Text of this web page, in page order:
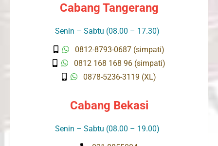
Cabang Tangerang
Senin – Sabtu (08.00 – 17.30)
0812-8793-0687 (simpati)
0812 168 168 96 (simpati)
0878-5236-3119 (XL)
Cabang Bekasi
Senin – Sabtu (08.00 – 19.00)